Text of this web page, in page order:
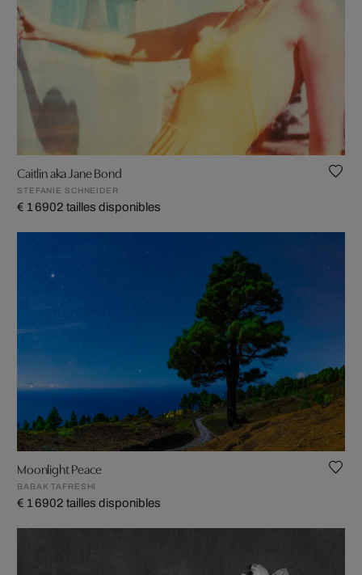
Caitlin aka Jane Bond
STEFANIE SCHNEIDER
€ 1 6902 tailles disponibles
Moonlight Peace
BABAK TAFRESHI
€ 1 6902 tailles disponibles